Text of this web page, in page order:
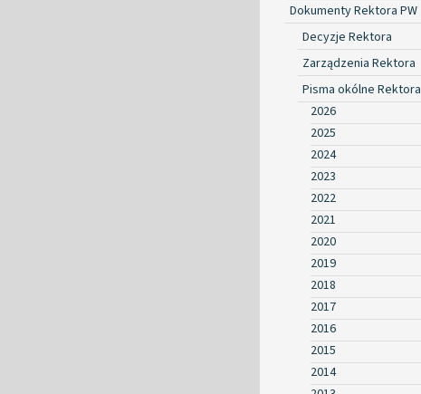
Dokumenty Rektora PW
Decyzje Rektora
Zarządzenia Rektora
Pisma okólne Rektora
2026
2025
2024
2023
2022
2021
2020
2019
2018
2017
2016
2015
2014